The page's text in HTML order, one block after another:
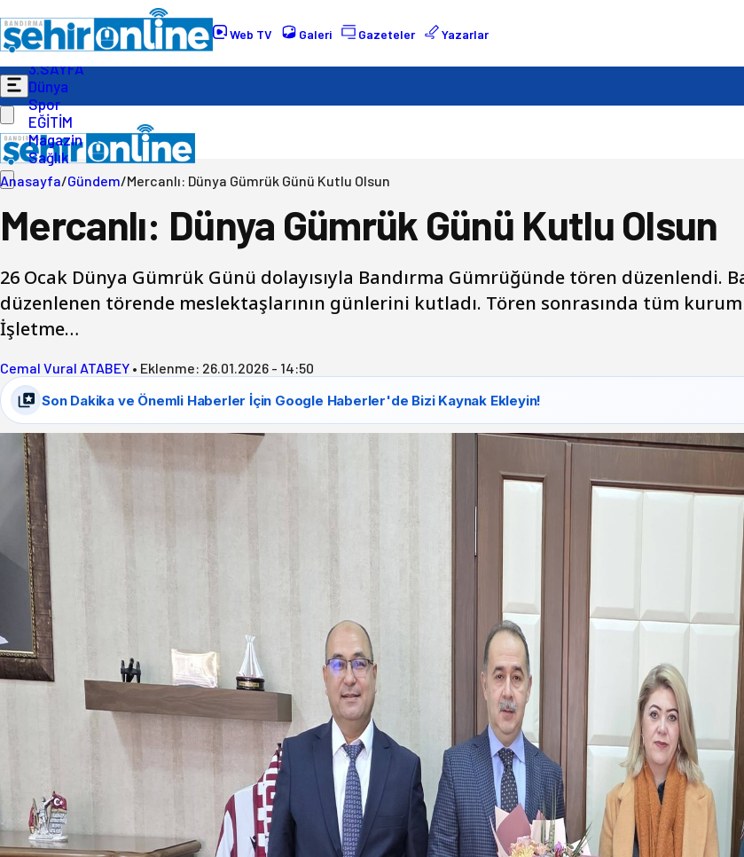
Web TV Galeri Gazeteler Yazarlar
Gündem
Ekonomi
Politika
3.SAYFA
Dünya
Spor
EĞİTİM
Magazin
Sağlık
Anasayfa/Gündem/Mercanlı: Dünya Gümrük Günü Kutlu Olsun
Mercanlı: Dünya Gümrük Günü Kutlu Olsun
26 Ocak Dünya Gümrük Günü dolayısıyla Bandırma Gümrüğünde tören düzenlendi.
düzenlenen törende meslektaşlarının günlerini kutladı. Tören sonrasında tüm
İşletme…
Cemal Vural ATABEY • Eklenme: 26.01.2026 - 14:50
Son Dakika ve Önemli Haberler İçin Google Haberler'de Bizi Kaynak Ekleyin!